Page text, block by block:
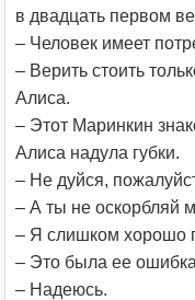
в двадцать первом
– Человек имеет
– Верить стоить
Алиса.
– Этот Маринкин
Алиса надула губки.
– Не дуйся,
– А ты не оскорбляй
– Я слишком хорошо
– Это была ее
– Надеюсь.